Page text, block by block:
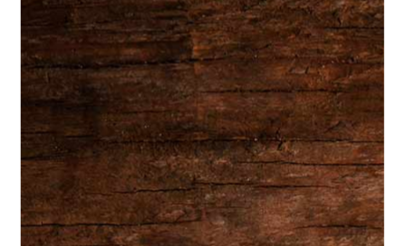
gastronomie artisanale. De nos fromages sélectionnés aux
charcuteries délicieuses, chaque détail est conçu pour
émerveiller.
Navigation
Accueil